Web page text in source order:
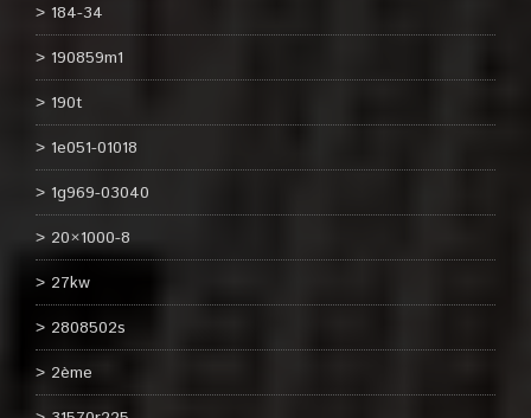
184-34
190859m1
190t
1e051-01018
1g969-03040
20×1000-8
27kw
2808502s
2ème